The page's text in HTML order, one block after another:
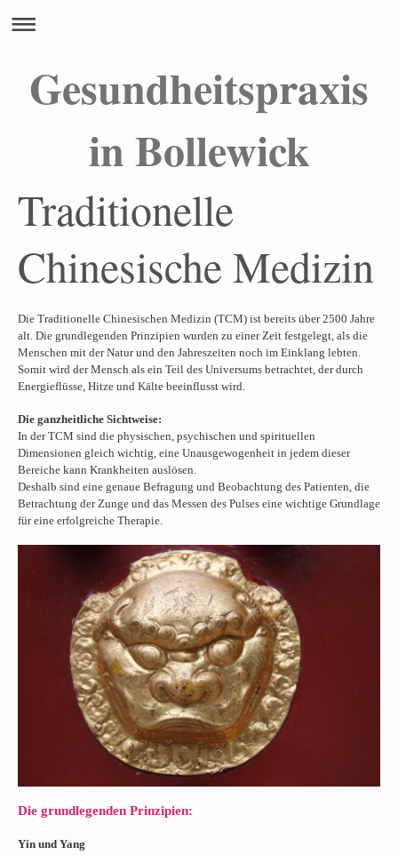
Gesundheitspraxis
in Bollewick
Traditionelle
Chinesische Medizin
Die Traditionelle Chinesischen Medizin (TCM) ist bereits über 2500 Jahre
alt. Die grundlegenden Prinzipien wurden zu einer Zeit festgelegt, als die
Menschen mit der Natur und den Jahreszeiten noch im Einklang lebten.
Somit wird der Mensch als ein Teil des Universums betrachtet, der durch
Energieflüsse, Hitze und Kälte beeinflusst wird.
Die ganzheitliche Sichtweise:
In der TCM sind die physischen, psychischen und spirituellen
Dimensionen gleich wichtig, eine Unausgewogenheit in jedem dieser
Bereiche kann Krankheiten auslösen.
Deshalb sind eine genaue Befragung und Beobachtung des Patienten, die
Betrachtung der Zunge und das Messen des Pulses eine wichtige Grundlage
für eine erfolgreiche Therapie.
Die grundlegenden Prinzipien:
Yin und Yang